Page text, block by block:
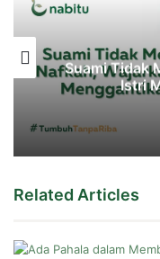
Suami Tidak
Istri
Related Articles